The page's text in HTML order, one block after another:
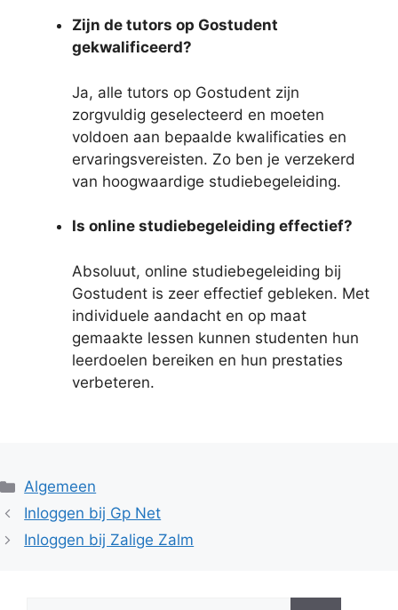
Zijn de tutors op Gostudent
gekwalificeerd?
Ja, alle tutors op Gostudent zijn
zorgvuldig geselecteerd en moeten
voldoen aan bepaalde kwalificaties en
ervaringsvereisten. Zo ben je verzekerd
van hoogwaardige studiebegeleiding.
Is online studiebegeleiding effectief?
Absoluut, online studiebegeleiding bij
Gostudent is zeer effectief gebleken. Met
individuele aandacht en op maat
gemaakte lessen kunnen studenten hun
leerdoelen bereiken en hun prestaties
verbeteren.
Categorieën
Algemeen
Inloggen bij Gp Net
Inloggen bij Zalige Zalm